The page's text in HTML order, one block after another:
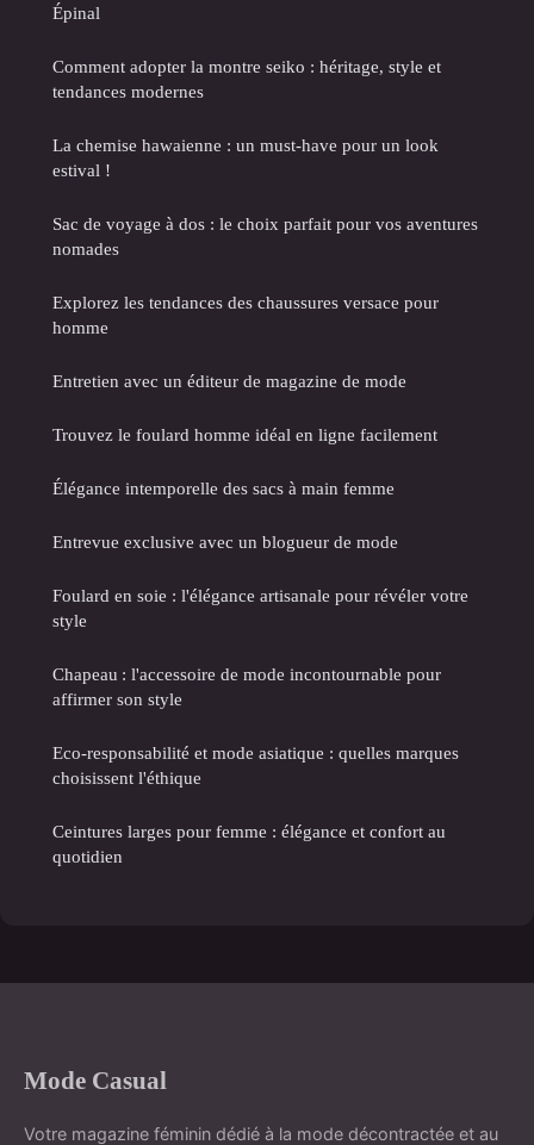
Épinal
Comment adopter la montre seiko : héritage, style et
tendances modernes
La chemise hawaienne : un must-have pour un look
estival !
Sac de voyage à dos : le choix parfait pour vos aventures
nomades
Explorez les tendances des chaussures versace pour
homme
Entretien avec un éditeur de magazine de mode
Trouvez le foulard homme idéal en ligne facilement
Élégance intemporelle des sacs à main femme
Entrevue exclusive avec un blogueur de mode
Foulard en soie : l'élégance artisanale pour révéler votre
style
Chapeau : l'accessoire de mode incontournable pour
affirmer son style
Eco-responsabilité et mode asiatique : quelles marques
choisissent l'éthique
Ceintures larges pour femme : élégance et confort au
quotidien
Mode Casual
Votre magazine féminin dédié à la mode décontractée et au